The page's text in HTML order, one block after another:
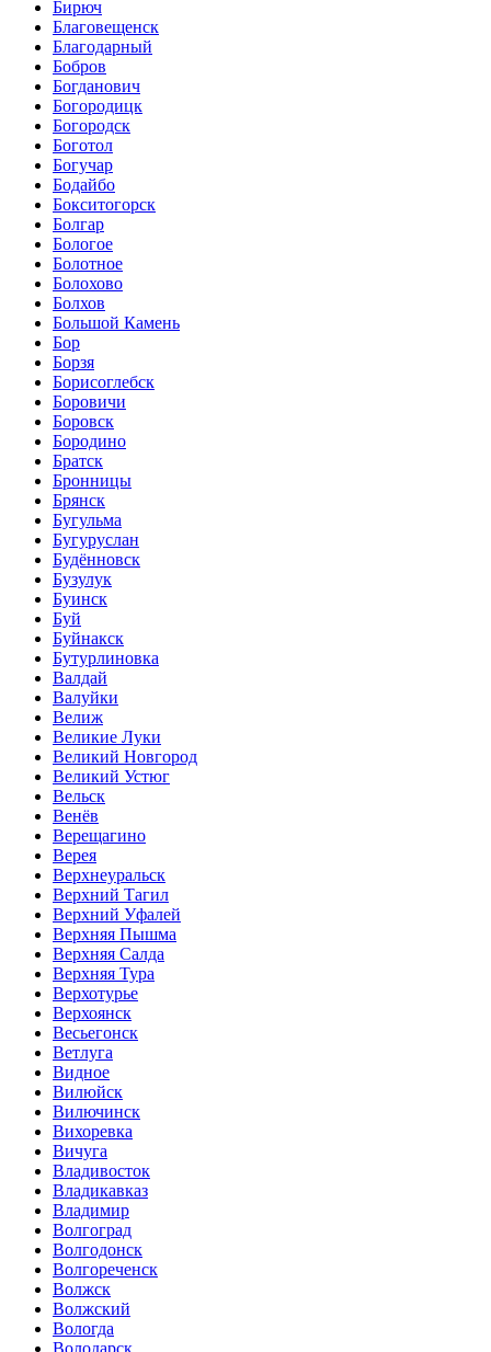
Бирюч
Благовещенск
Благодарный
Бобров
Богданович
Богородицк
Богородск
Боготол
Богучар
Бодайбо
Бокситогорск
Болгар
Бологое
Болотное
Болохово
Болхов
Большой Камень
Бор
Борзя
Борисоглебск
Боровичи
Боровск
Бородино
Братск
Бронницы
Брянск
Бугульма
Бугуруслан
Будённовск
Бузулук
Буинск
Буй
Буйнакск
Бутурлиновка
Валдай
Валуйки
Велиж
Великие Луки
Великий Новгород
Великий Устюг
Вельск
Венёв
Верещагино
Верея
Верхнеуральск
Верхний Тагил
Верхний Уфалей
Верхняя Пышма
Верхняя Салда
Верхняя Тура
Верхотурье
Верхоянск
Весьегонск
Ветлуга
Видное
Вилюйск
Вилючинск
Вихоревка
Вичуга
Владивосток
Владикавказ
Владимир
Волгоград
Волгодонск
Волгореченск
Волжск
Волжский
Вологда
Володарск